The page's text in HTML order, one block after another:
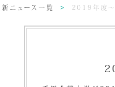
新ニュース一覧 2019年度～